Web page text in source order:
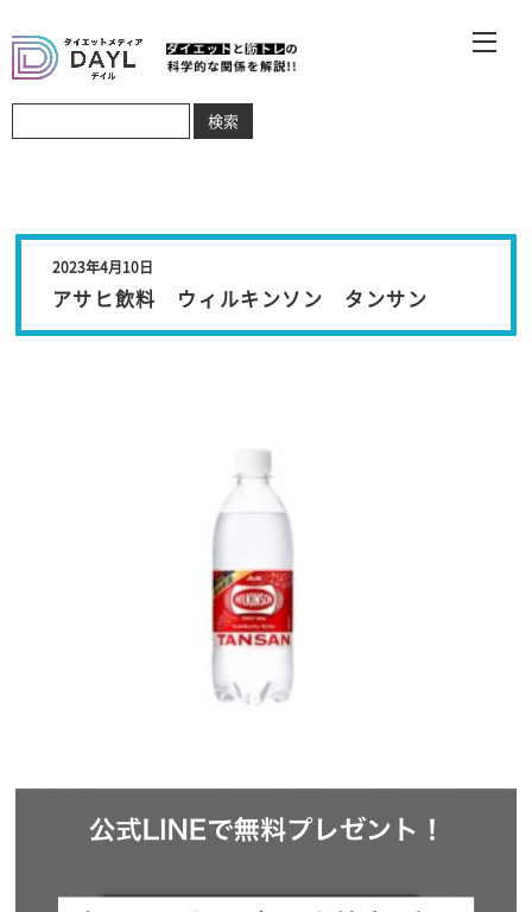
2023年4月10日
アサヒ飲料 ウィルキンソン タンサン